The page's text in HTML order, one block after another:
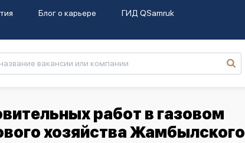
Блог о карьере ГИД QSamruk
работ в газовом
хозяйства Жамбылского